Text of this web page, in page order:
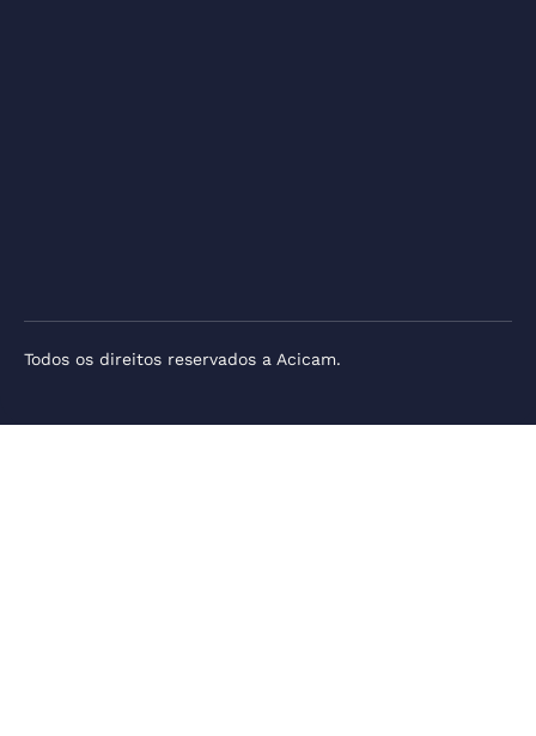
Todos os direitos reservados a Acicam.